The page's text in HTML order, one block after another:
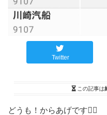
Twitter
この記事は
どうも！からあげです🙋‍♂️